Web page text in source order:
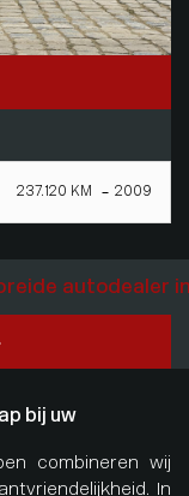
237.120 KM 2009
autodealer
bij uw
combineren wij
In